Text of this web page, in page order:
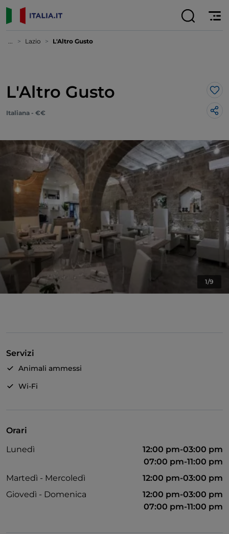
... Lazio L'Altro Gusto
L'Altro Gusto
Italiana - €€
1/9
Servizi
Animali ammessi
Wi-Fi
Orari
Lunedì
12:00 pm-03:00 pm
07:00 pm-11:00 pm
Martedì - Mercoledì
12:00 pm-03:00 pm
Giovedì - Domenica
12:00 pm-03:00 pm
07:00 pm-11:00 pm